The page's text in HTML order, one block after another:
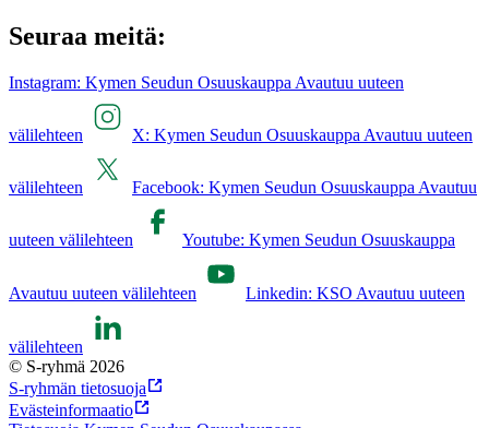
Seuraa meitä:
Instagram: Kymen Seudun Osuuskauppa Avautuu uuteen
välilehteen X: Kymen Seudun Osuuskauppa Avautuu uuteen
välilehteen Facebook: Kymen Seudun Osuuskauppa Avautuu
uuteen välilehteen Youtube: Kymen Seudun Osuuskauppa
Avautuu uuteen välilehteen Linkedin: KSO Avautuu uuteen
välilehteen
© S-ryhmä 2026
S-ryhmän tietosuoja
Evästeinformaatio